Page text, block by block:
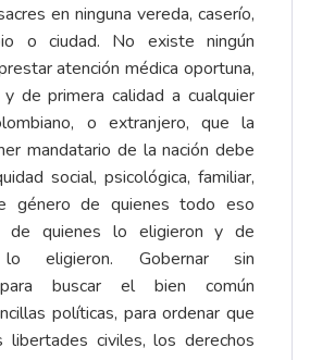
en ninguna vereda, caserío,
o ciudad. No existe ningún
atención médica oportuna,
de primera calidad a cualquier
o extranjero, que la
mandatario de la nación debe
social, psicológica, familiar,
género de quienes todo eso
de quienes lo eligieron y de
eligieron. Gobernar sin
para buscar el bien común
políticas, para ordenar que
civiles, los derechos